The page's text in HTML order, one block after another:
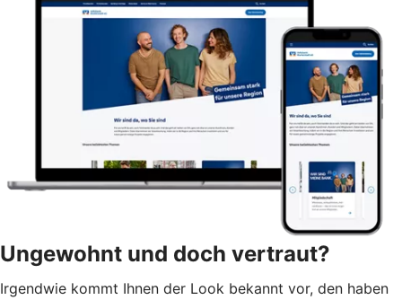
Ungewohnt und doch vertraut?
Irgendwie kommt Ihnen der Look bekannt vor, den haben